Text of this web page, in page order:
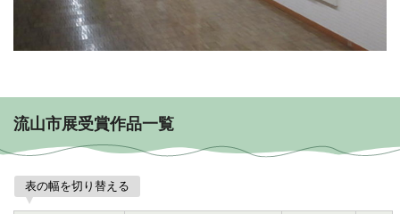
流山市展受賞作品一覧
表の幅を切り替える